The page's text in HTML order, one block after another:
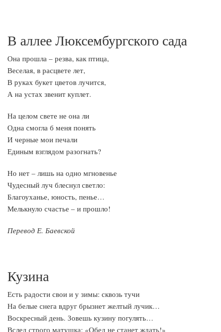
В аллее Люксембургского сада
Она прошла – резва, как птица,
Веселая, в расцвете лет,
В руках букет цветов лучится,
А на устах звенит куплет.
На целом свете не она ли
Одна смогла б меня понять
И черные мои печали
Единым взглядом разогнать?
Но нет – лишь на одно мгновенье
Чудесный луч блеснул светло:
Благоуханье, юность, пенье…
Мелькнуло счастье – и прошло!
Перевод Е. Баевской
Кузина
Есть радости свои и у зимы: сквозь тучи
На белые снега вдруг брызнет желтый лучик…
Воскресный день. Зовешь кузину погулять…
Вслед строго матушка: «Обед не станет ждать!»